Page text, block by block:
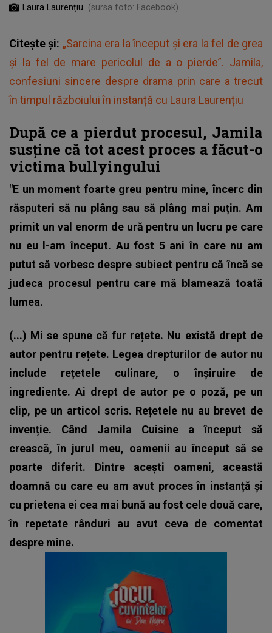
Laura Laurențiu (sursa foto: Facebook)
Citește și: „Sarcina era la început și era la fel de grea
și la fel de mare pericolul de a o pierde”. Jamila,
confesiuni sincere despre drama prin care a trecut
în timpul războiului în instanță cu Laura Laurențiu
După ce a pierdut procesul, Jamila
susține că tot acest proces a făcut-o
victima bullyingului
"E un moment foarte greu pentru mine, încerc din
răsputeri să nu plâng sau să plâng mai puțin. Am
primit un val enorm de ură pentru un lucru pe care
nu eu l-am început. Au fost 5 ani în care nu am
putut să vorbesc despre subiect pentru că încă se
judeca procesul pentru care mă blamează toată
lumea.
(...) Mi se spune că fur rețete. Nu există drept de
autor pentru rețete. Legea drepturilor de autor nu
include rețetele culinare, o înșiruire de
ingrediente. Ai drept de autor pe o poză, pe un
clip, pe un articol scris. Rețetele nu au brevet de
invenție. Când Jamila Cuisine a început să
crească, în jurul meu, oamenii au început să se
poarte diferit. Dintre acești oameni, această
doamnă cu care eu am avut proces în instanță și
cu prietena ei cea mai bună au fost cele două care,
în repetate rânduri au avut ceva de comentat
despre mine.